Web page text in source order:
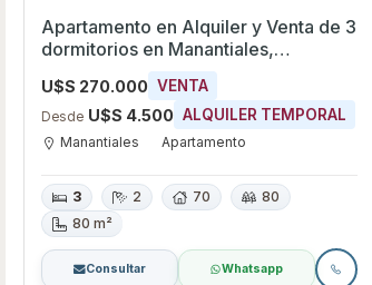
Apartamento en Alquiler y Venta de 3
dormitorios en Manantiales,
U$S 270.000 VENTA
Desde U$S 4.500 ALQUILER TEMPORAL
Manantiales Apartamento
3 2 70
80
80 m²
Consultar Whatsapp